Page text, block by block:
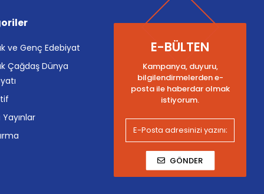
ve Genç Edebiyat
Çağdaş Dünya
Yayınlar
E-BÜLTEN
Kampanya, duyuru,
bilgilendirmelerden e-
posta ile haberdar olmak
istiyorum.
GÖNDER